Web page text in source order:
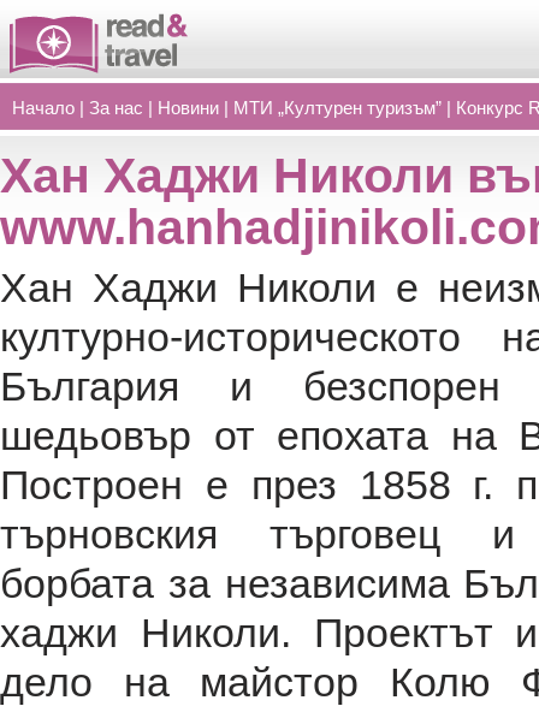
Начало | За нас | Новини | МТИ „Културен туризъм” | Конкурс
Хан Хаджи Николи
Хан Хаджи Николи е
културно-историческото
България и безспорен
шедьовър от епохата на
Построен е през 1858 г.
търновския търговец
борбата за независима
хаджи Николи. Проектът
дело на майстор Колю